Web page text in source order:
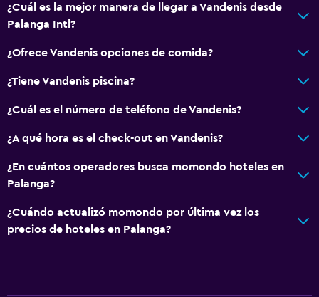
¿Cuál es la mejor manera de llegar a Vandenis desde
Palanga Intl?
¿Ofrece Vandenis opciones de comida?
¿Tiene Vandenis piscina?
¿Cuál es el número de teléfono de Vandenis?
¿A qué hora es el check-out en Vandenis?
¿En cuántos operadores busca momondo hoteles en
Palanga?
¿Cuándo actualizó momondo por última vez los
precios de hoteles en Palanga?